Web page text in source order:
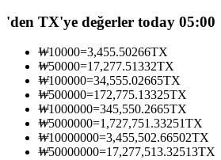
En iyi traderlarla güçlerinizi birleştirin
'den TX'ye değerler today 05:00
₩10000=3,455.50266TX
₩50000=17,277.51332TX
₩100000=34,555.02665TX
₩500000=172,775.13325TX
₩1000000=345,550.2665TX
₩5000000=1,727,751.33251TX
₩10000000=3,455,502.66502TX
₩50000000=17,277,513.32513TX